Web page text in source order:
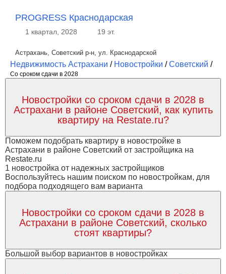
PROGRESS Краснодарская
1 квартал, 2028 19 эт.
Астрахань, Советский р-н, ул. Краснодарской
Недвижимость Астрахани / Новостройки /Советский /
Со сроком сдачи в 2028
Новостройки со сроком сдачи в 2028 в
Астрахани в районе Советский, как купить
квартиру на Restate.ru?
Поможем подобрать квартиру в новостройке в
Астрахани в районе Советский от застройщика на
Restate.ru
1 новостройка от надежных застройщиков
Воспользуйтесь нашим поиском по новостройкам, для
подбора подходящего вам варианта
Новостройки со сроком сдачи в 2028 в
Астрахани в районе Советский, сколько
стоят квартиры?
Большой выбор вариантов в новостройках